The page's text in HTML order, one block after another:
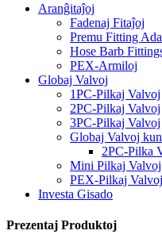
Aranĝitaĵoj
Fadenaj Fitaĵoj
Premu Fitting
Hose Barb
PEX-Armiloj
Globaj Valvoj
1PC-Pilkaj Valvoj
2PC-Pilkaj Valvoj
3PC-Pilkaj Valvoj
Globaj Valvoj
2PC-Pilka
Mini Pilkaj Valvoj
PEX-Pilkaj Valvoj
Investa Gisado
Prezentaj Produktoj